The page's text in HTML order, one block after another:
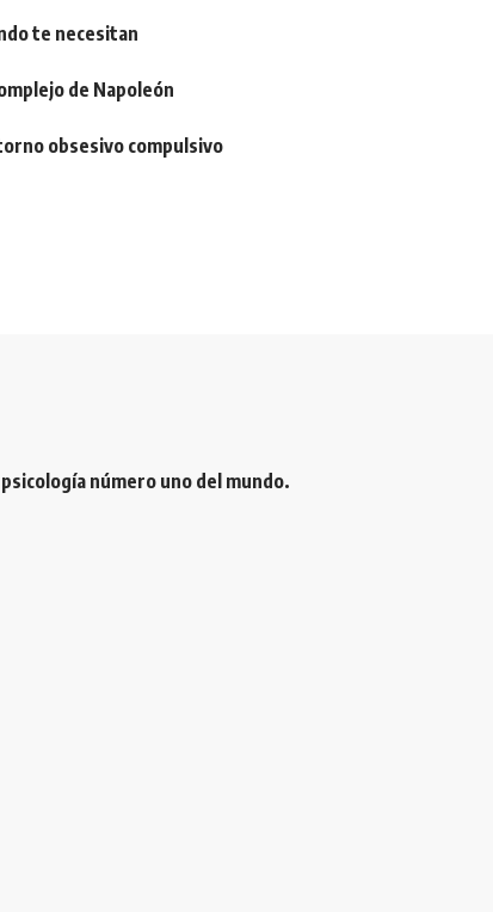
te necesitan
de Napoleón
obsesivo compulsivo
número uno del mundo.